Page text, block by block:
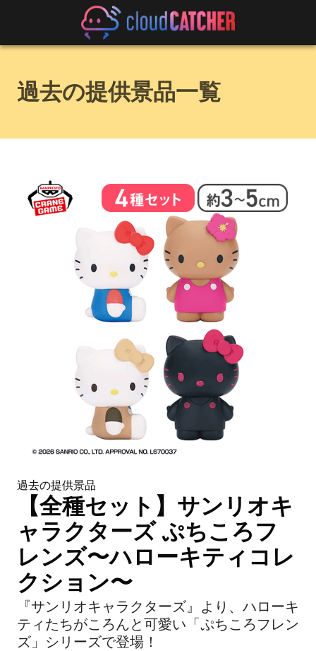
過去の提供景品一覧
過去の提供景品
【全種セット】サンリオキ
ャラクターズ ぷちころフ
レンズ〜ハローキティコレ
クション〜
『サンリオキャラクターズ』より、ハローキ
ティたちがころんと可愛い「ぷちころフレン
ズ」シリーズで登場！